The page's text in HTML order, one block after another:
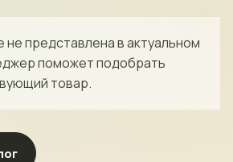
представлена в актуальном
поможет подобрать
товар.